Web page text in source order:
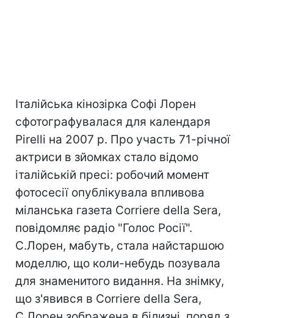
Італійська кінозірка Софі Лорен
сфотографувалася для календаря
Pirelli на 2007 р. Про участь 71-річної
актриси в зйомках стало відомо
італійській пресі: робочий момент
фотосесії опублікувала впливова
міланська газета Corriere della Sera,
повідомляє радіо "Голос Росії".
С.Лорен, мабуть, стала найстаршою
моделлю, що коли-небудь позувала
для знаменитого видання. На знімку,
що з'явився в Corriere della Sera,